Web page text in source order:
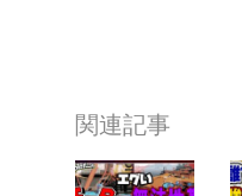
関連記事